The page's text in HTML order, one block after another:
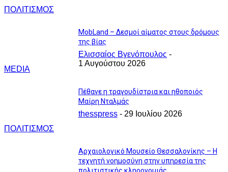
ΠΟΛΙΤΙΣΜΟΣ
MEDIA
MobLand – Δεσμοί αίματος στους δρόμους
της βίας
Ελισσαίος Βγενόπουλος -
1 Αυγούστου 2026
ΠΟΛΙΤΙΣΜΟΣ
Πέθανε η τραγουδίστρια και ηθοποιός
Μαίρη Νταλμάς
thesspress - 29 Ιουλίου 2026
Αρχαιολογικό Μουσείο Θεσσαλονίκης – Η
τεχνητή νοημοσύνη στην υπηρεσία της
πολιτιστικής κληρονομιάς